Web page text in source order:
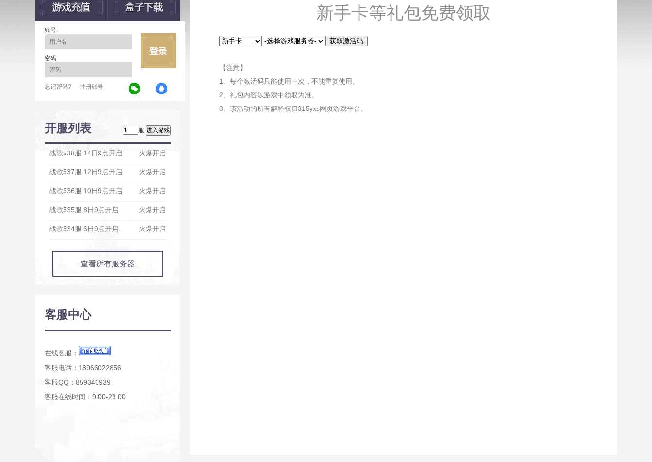
账号:
密码:
忘记密码? 注册账号
开服列表 服
火爆开启
战歌538服 14日9点开启
火爆开启
战歌537服 12日9点开启
火爆开启
战歌536服 10日9点开启
火爆开启
战歌535服 8日9点开启
火爆开启
战歌534服 6日9点开启
查看所有服务器
客服中心
在线客服：
客服电话：18966022856
客服QQ：859346939
客服在线时间：9:00-23:00
新手卡等礼包免费领取
【注意】
1、每个激活码只能使用一次，不能重复使用。
2、礼包内容以游戏中领取为准。
3、该活动的所有解释权归315yxs网页游戏平台。